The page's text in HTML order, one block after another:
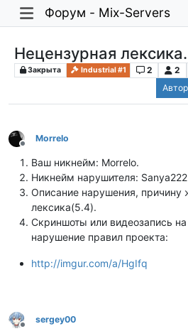
Форум - Mix-Servers
Нецензурная лексика.
Закрыта Industrial #1 2 2
Не в сети
Morrelo
Ваш никнейм: Morrelo.
Никнейм нарушителя: Sanya222
Описание нарушения, причину
лексика(5.4).
Скриншоты или видеозапись
нарушение правил проекта:
http://imgur.com/a/HgIfq
Не в сети
sergey00